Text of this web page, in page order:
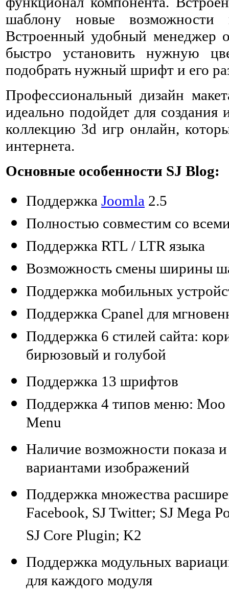
шаблону новые возможности
Встроенный удобный менеджер
быстро установить нужную
подобрать нужный шрифт и его
Профессиональный дизайн
идеально подойдет для
коллекцию 3d игр онлайн,
интернета.
Основные особенности SJ Blog:
Поддержка Joomla 2.5
Полностью совместим со
Поддержка RTL / LTR языка
Возможность смены ширины
Поддержка мобильных
Поддержка Cpanel для
Поддержка 6 стилей сайта:
бирюзовый и голубой
Поддержка 13 шрифтов
Поддержка 4 типов меню: Moo
Menu
Наличие возможности показа
вариантами изображений
Поддержка множества
Facebook, SJ Twitter; SJ Mega
SJ Core Plugin; K2
Поддержка модульных
для каждого модуля